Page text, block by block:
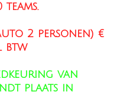
teams.
2 personen) €
btw
van
plaats in